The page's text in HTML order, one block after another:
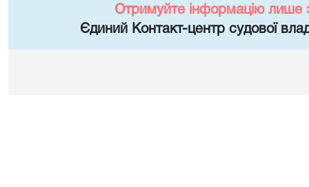
Отримуйте інформацію лише
Єдиний Контакт-центр судової